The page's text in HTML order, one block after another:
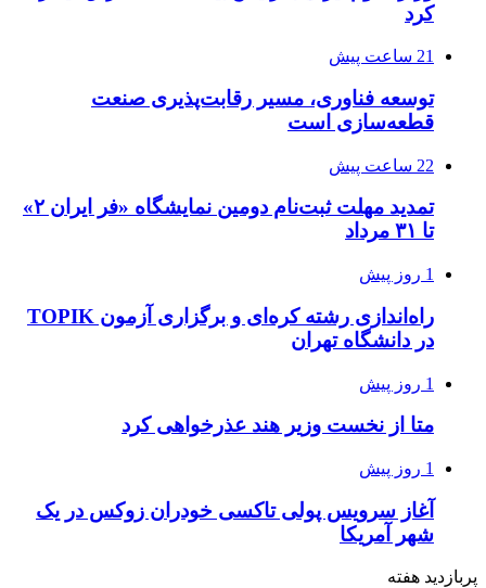
کرد
21 ساعت پیش
توسعه فناوری، مسیر رقابت‌پذیری صنعت
قطعه‌سازی است
22 ساعت پیش
تمدید مهلت ثبت‌نام دومین نمایشگاه «فر ایران ۲»
تا ۳۱ مرداد
1 روز پیش
راه‌اندازی رشته کره‌ای و برگزاری آزمون TOPIK
در دانشگاه تهران
1 روز پیش
متا از نخست وزیر هند عذرخواهی کرد
1 روز پیش
آغاز سرویس پولی تاکسی خودران زوکس در یک
شهر آمریکا
پربازدید هفته